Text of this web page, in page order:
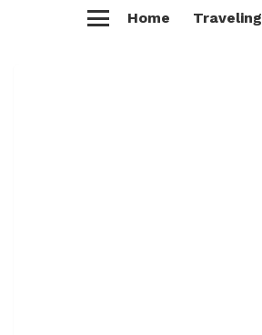
Home Traveling